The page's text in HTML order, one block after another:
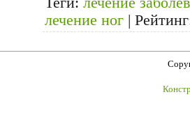
лечение ног | Рейтинг